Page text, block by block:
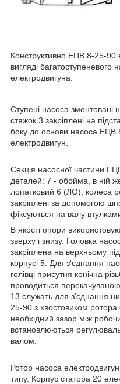
Конструктивно ЕЦВ 8-25-90
вигляді багатоступеневого
електродвигуна.
Ступені насоса змонтовані
стяжок 3 закріплені на
боку до основи насоса ЕЦВ
електродвигун.
Секція насосної частини
деталей: 7 - обойма, в ній же
лопатковий 6 (ЛО), колеса
закріплені за допомогою
фіксуються на валу
В якості опори
зверху і знизу. Головка
закріплена на верхньому
корпусі 5. Для з'єднання
голівці присутня конічна
проводиться
13 служать для з'єднання
25-90 з хвостовиком
необхідний зазор між
встановлюються
валом.
Ротор насоса
типу. Корпус статора 20